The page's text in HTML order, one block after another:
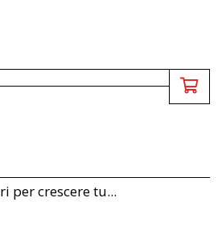
per crescere tu...